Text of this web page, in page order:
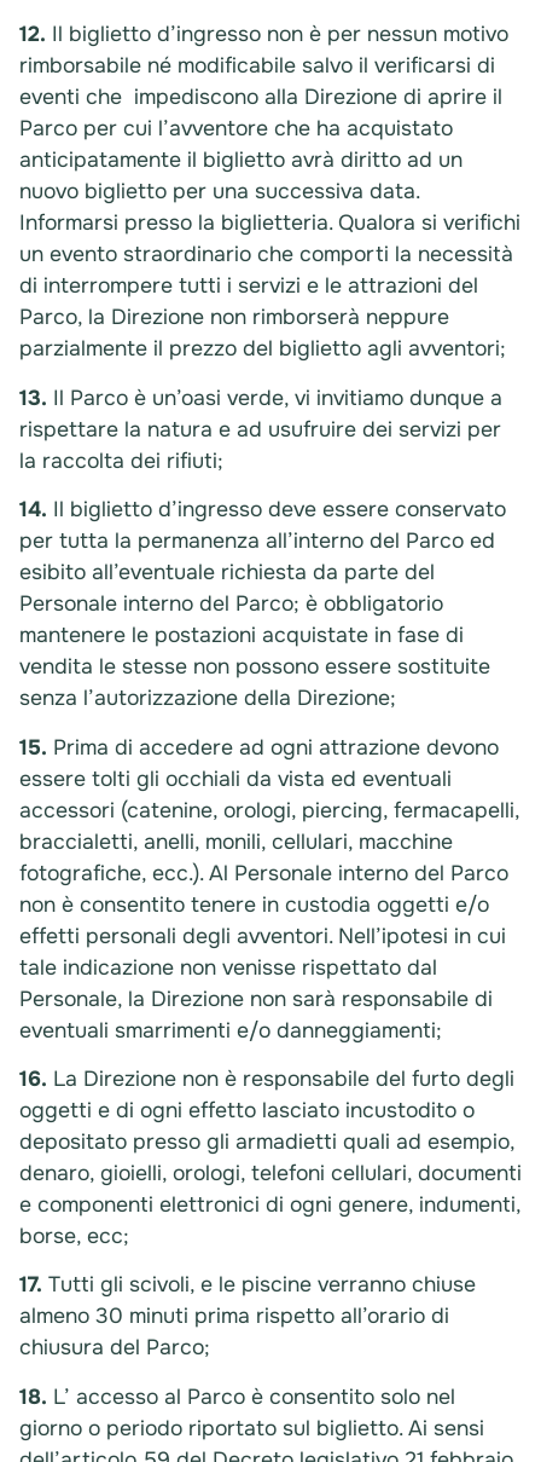
12. Il biglietto d’ingresso non è per nessun motivo
rimborsabile né modificabile salvo il verificarsi di
eventi che impediscono alla Direzione di aprire il
Parco per cui l’avventore che ha acquistato
anticipatamente il biglietto avrà diritto ad un
nuovo biglietto per una successiva data.
Informarsi presso la biglietteria. Qualora si verifichi
un evento straordinario che comporti la necessità
di interrompere tutti i servizi e le attrazioni del
Parco, la Direzione non rimborserà neppure
parzialmente il prezzo del biglietto agli avventori;
13. Il Parco è un’oasi verde, vi invitiamo dunque a
rispettare la natura e ad usufruire dei servizi per
la raccolta dei rifiuti;
14. Il biglietto d’ingresso deve essere conservato
per tutta la permanenza all’interno del Parco ed
esibito all’eventuale richiesta da parte del
Personale interno del Parco; è obbligatorio
mantenere le postazioni acquistate in fase di
vendita le stesse non possono essere sostituite
senza l’autorizzazione della Direzione;
15. Prima di accedere ad ogni attrazione devono
essere tolti gli occhiali da vista ed eventuali
accessori (catenine, orologi, piercing, fermacapelli,
braccialetti, anelli, monili, cellulari, macchine
fotografiche, ecc.). Al Personale interno del Parco
non è consentito tenere in custodia oggetti e/o
effetti personali degli avventori. Nell’ipotesi in cui
tale indicazione non venisse rispettato dal
Personale, la Direzione non sarà responsabile di
eventuali smarrimenti e/o danneggiamenti;
16. La Direzione non è responsabile del furto degli
oggetti e di ogni effetto lasciato incustodito o
depositato presso gli armadietti quali ad esempio,
denaro, gioielli, orologi, telefoni cellulari, documenti
e componenti elettronici di ogni genere, indumenti,
borse, ecc;
17. Tutti gli scivoli, e le piscine verranno chiuse
almeno 30 minuti prima rispetto all’orario di
chiusura del Parco;
18. L’ accesso al Parco è consentito solo nel
giorno o periodo riportato sul biglietto. Ai sensi